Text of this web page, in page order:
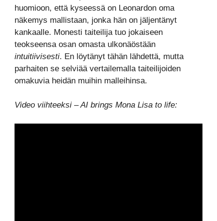
huomioon, että kyseessä on Leonardon oma
näkemys mallistaan, jonka hän on jäljentänyt
kankaalle. Monesti taiteilija tuo jokaiseen
teokseensa osan omasta ulkonäöstään
intuitiivisesti. En löytänyt tähän lähdettä, mutta
parhaiten se selviää vertailemalla taiteilijoiden
omakuvia heidän muihin malleihinsa.
Video viihteeksi – AI brings Mona Lisa to life: